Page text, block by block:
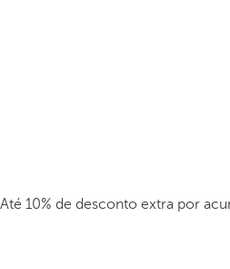
Até 10% de desconto extra por